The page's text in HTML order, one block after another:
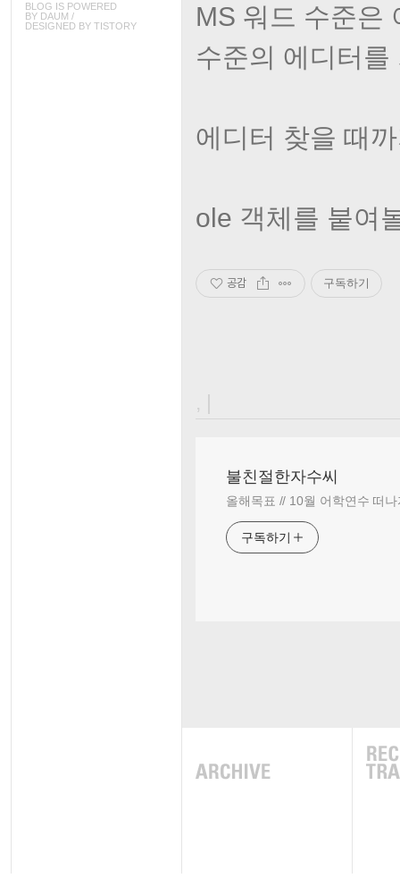
BLOG IS POWERED
BY DAUM /
DESIGNED BY TISTORY
MS 워드 수준은
수준의 에디터를
에디터 찾을 때
ole 객체를 붙여
공감 구독하기
, |
불친절한자수씨
올해목표 // 10월 어학연수 떠나
구독하기